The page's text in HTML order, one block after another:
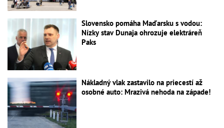
Slovensko pomáha Maďarsku s vodou:
Nízky stav Dunaja ohrozuje elektráreň
Paks
Nákladný vlak zastavilo na priecestí až
osobné auto: Mrazivá nehoda na západe!